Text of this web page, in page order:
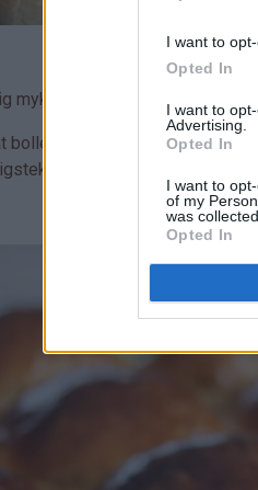
I want to
Opted In
I want to
Advertising.
Opted In
I want to
of my
was collected.
Opted In
myke og gode, og har herlig
bollene skal settes tett ved
bollene fra hverandre